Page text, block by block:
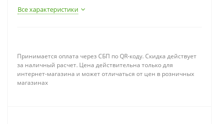
Все характеристики
Принимается оплата через СБП по QR-коду. Скидка действует
за наличный расчет. Цена действительна только для
интернет-магазина и может отличаться от цен в розничных
магазинах